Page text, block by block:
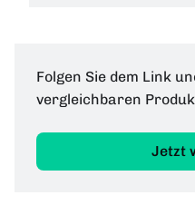
Folgen Sie dem Link
vergleichbaren
Jetzt